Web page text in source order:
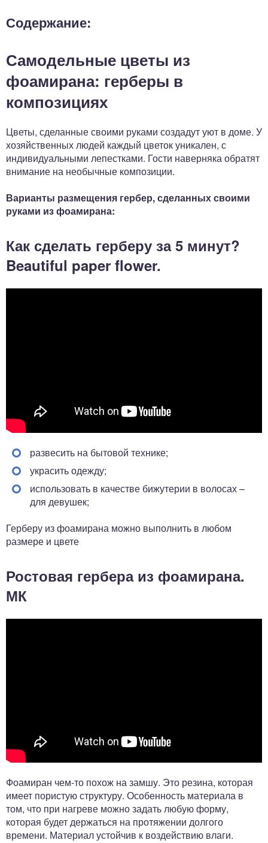
Содержание:
Самодельные цветы из
фоамирана: герберы в
композициях
Цветы, сделанные своими руками создадут уют в доме. У
хозяйственных людей каждый цветок уникален, с
индивидуальными лепестками. Гости наверняка обратят
внимание на необычные композиции.
Варианты размещения гербер, сделанных своими
руками из фоамирана:
Как сделать герберу за 5 минут?
Beautiful paper flower.
развесить на бытовой технике;
украсить одежду;
использовать в качестве бижутерии в волосах –
для девушек;
Герберу из фоамирана можно выполнить в любом
размере и цвете
Ростовая гербера из фоамирана.
МК
Фоамиран чем-то похож на замшу. Это резина, которая
имеет пористую структуру. Особенность материала в
том, что при нагреве можно задать любую форму,
которая будет держаться на протяжении долгого
времени. Материал устойчив к воздействию влаги.